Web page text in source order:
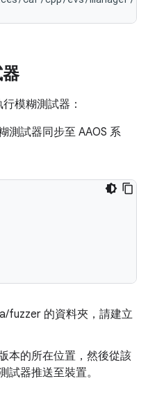
模糊測試器：
測試器同步至 AAOS 系
fuzzer 的資料夾，請建立
本的所在位置，然後從該
試器推送至裝置。